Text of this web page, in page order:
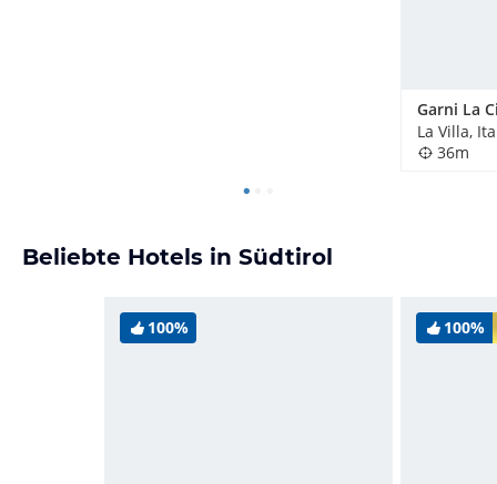
Garni La
La Villa,
36m
Beliebte Hotels in Südtirol
100% 100%